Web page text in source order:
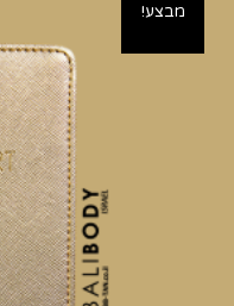
מבצע!